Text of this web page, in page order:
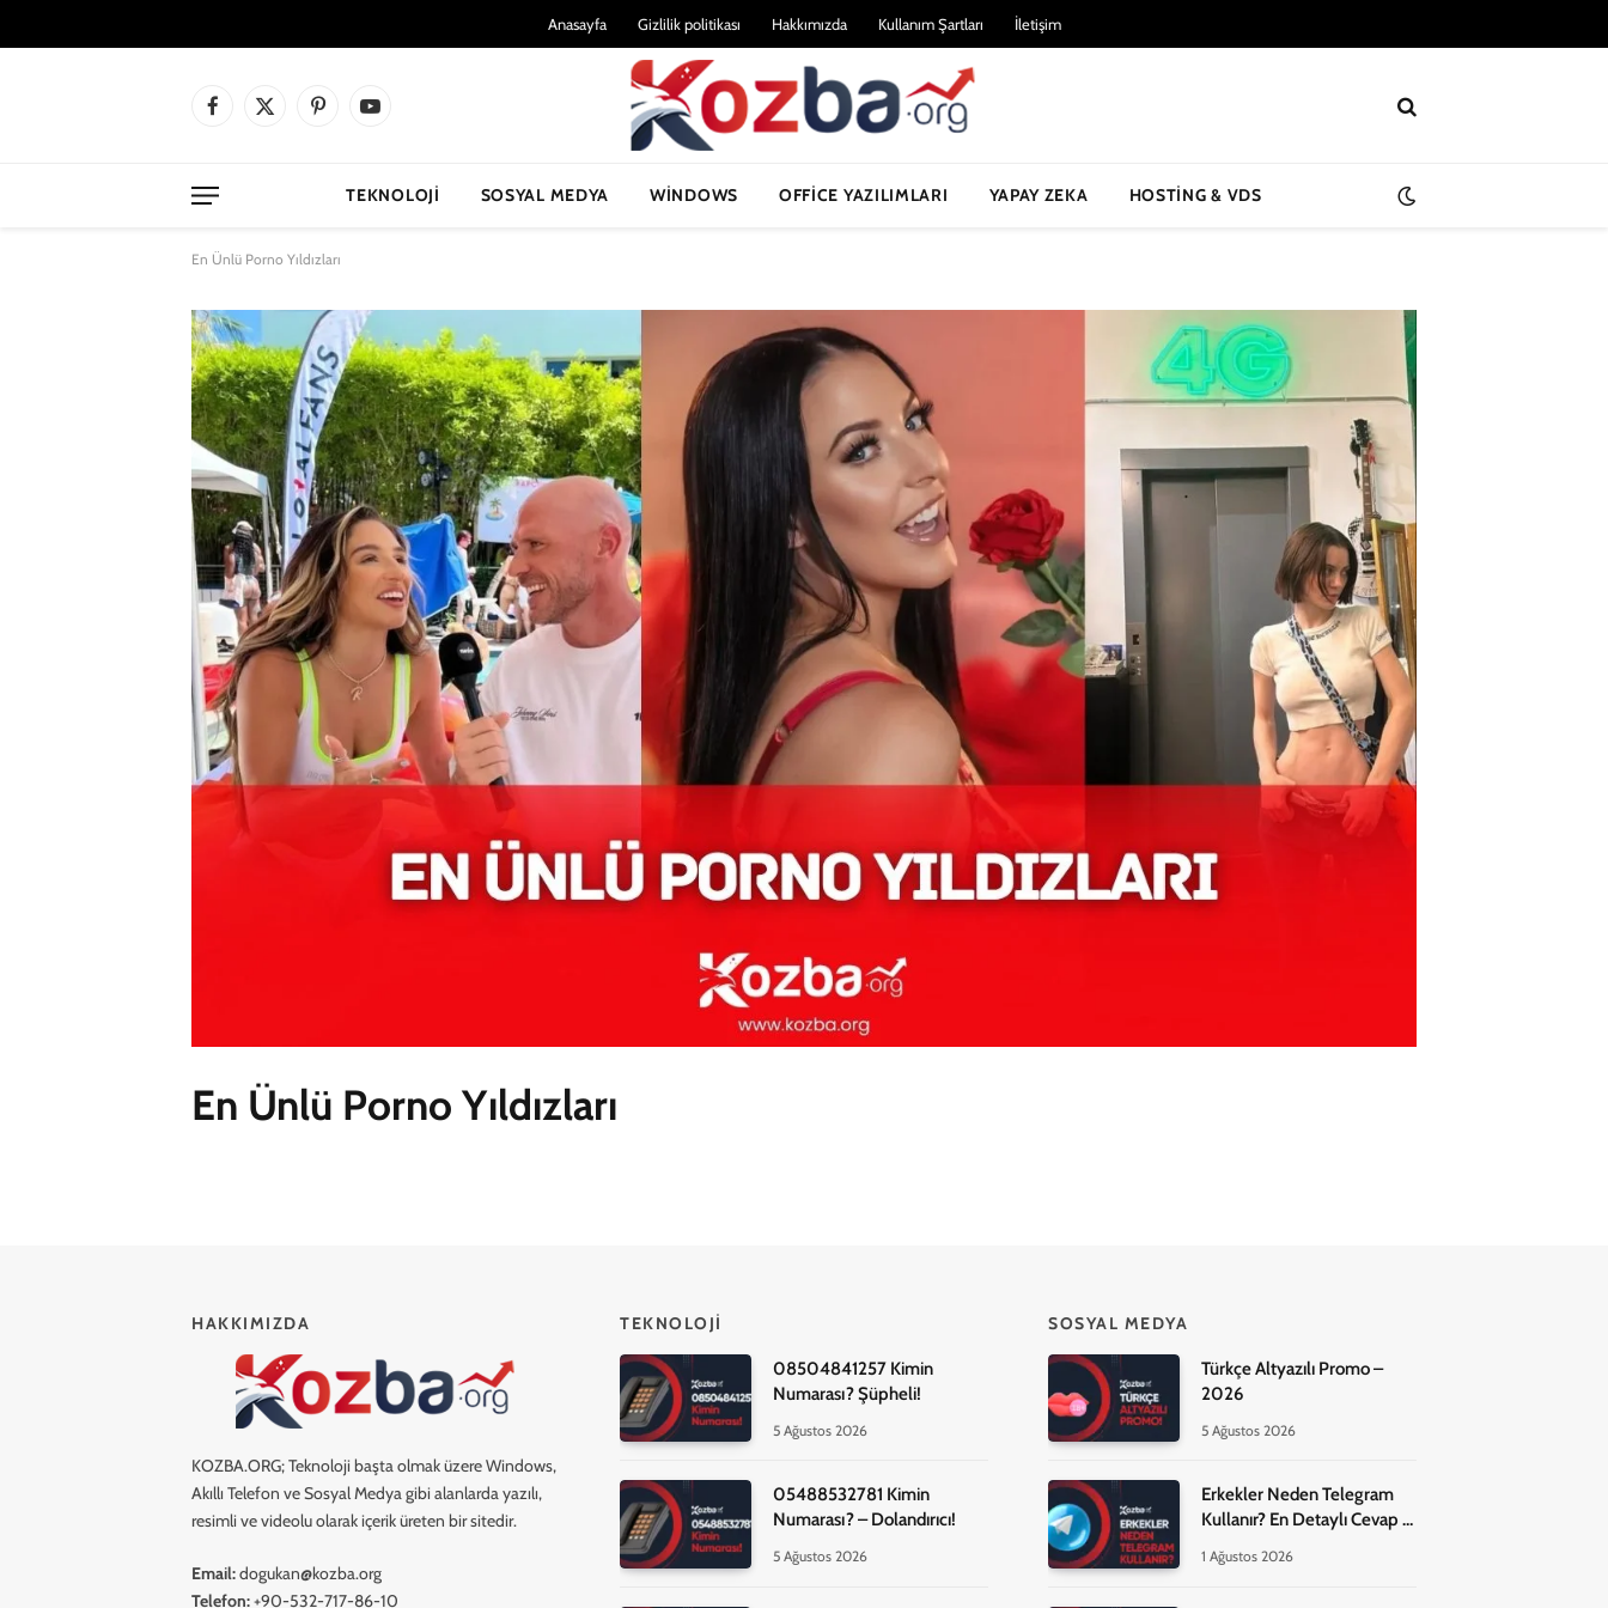
Anasayfa Gizlilik politikası Hakkımızda Kullanım Şartları İletişim
Facebook
X
PinterestYouTube
TEKNOLOJI SOSYAL MEDYA WINDOWS OFFICE YAZILIMLARI YAPAY ZEKA HOSTING & VDS
En Ünlü Porno Yıldızları
En Ünlü Porno Yıldızları
HAKKIMIZDA
KOZBA.ORG; Teknoloji başta olmak üzere Windows,
Akıllı Telefon ve Sosyal Medya gibi alanlarda yazılı,
resimli ve videolu olarak içerik üreten bir sitedir.
Email:dogukan@kozba.org
Telefon:+90-532-717-86-10
TEKNOLOJI
08504841257 Kimin
Numarası? Şüpheli!
5 Ağustos 2026
05488532781 Kimin
Numarası? – Dolandırıcı!
5 Ağustos 2026
SOSYAL MEDYA
Türkçe Altyazılı Promo –
2026
5 Ağustos 2026
Erkekler Neden Telegram
Kullanır? En Detaylı Cevap –
1 Ağustos 2026